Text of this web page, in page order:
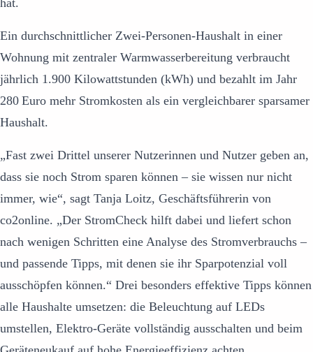
hat.
Ein durchschnittlicher Zwei-Personen-Haushalt in einer
Wohnung mit zentraler Warmwasserbereitung verbraucht
jährlich 1.900 Kilowattstunden (kWh) und bezahlt im Jahr
280 Euro mehr Stromkosten als ein vergleichbarer sparsamer
Haushalt.
„Fast zwei Drittel unserer Nutzerinnen und Nutzer geben an,
dass sie noch Strom sparen können – sie wissen nur nicht
immer, wie“, sagt Tanja Loitz, Geschäftsführerin von
co2online. „Der StromCheck hilft dabei und liefert schon
nach wenigen Schritten eine Analyse des Stromverbrauchs –
und passende Tipps, mit denen sie ihr Sparpotenzial voll
ausschöpfen können.“ Drei besonders effektive Tipps können
alle Haushalte umsetzen: die Beleuchtung auf LEDs
umstellen, Elektro-Geräte vollständig ausschalten und beim